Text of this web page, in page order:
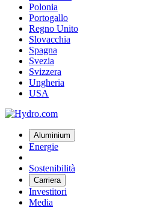
Polonia
Portogallo
Regno Unito
Slovacchia
Spagna
Svezia
Svizzera
Ungheria
USA
Aluminium
Energie
Sostenibilità
Carriera
Investitori
Media